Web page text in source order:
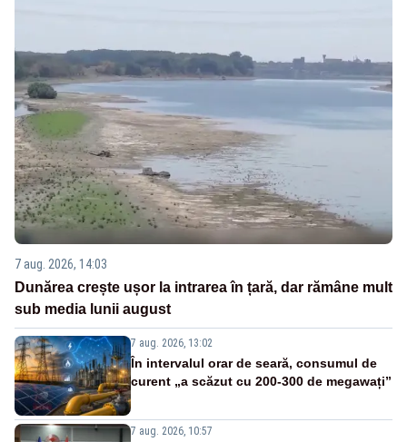
7 aug. 2026, 14:03
Dunărea crește ușor la intrarea în țară, dar rămâne mult
sub media lunii august
7 aug. 2026, 13:02
În intervalul orar de seară, consumul de
curent „a scăzut cu 200-300 de megawați”
7 aug. 2026, 10:57